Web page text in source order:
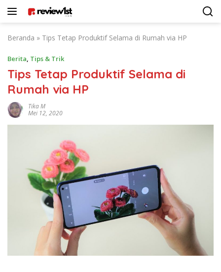
Beranda » Tips Tetap Produktif Selama di Rumah via HP
Berita, Tips & Trik
Tips Tetap Produktif Selama di
Rumah via HP
Tika M
Mei 12, 2020